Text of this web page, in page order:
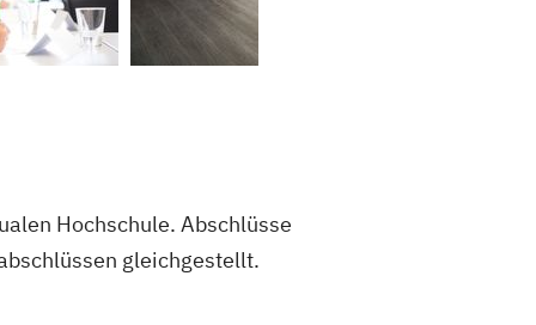
Hochschule. Abschlüsse
gleichgestellt.